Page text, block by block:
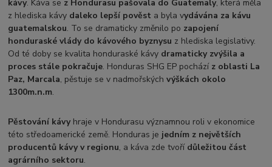
kávy. Káva se z Hondurasu pašovala do Guatemaly, která měla
z hlediska kávy daleko lepší pověst a byla vydávána za kávu
guatemalskou. To se dramaticky změnilo po zapojení
honduraské vlády do kávového byznysu z hlediska legislativy.
Od té doby se kvalita honduraské kávy dramaticky zvýšila a
proces stále pokračuje. Honduras SHG EP pochází z oblasti La
Paz, Marcala, pěstuje se v nadmořskýchvýškách okolo
1300m.n.m.
Pěstování kávyhraje v Hondurasu významnou roli v ekonomice
této středoamerické země. Honduras je jedním z největších
producentů kávy v regionu, a káva zde tvoří důležitou část
agrárního sektoru.